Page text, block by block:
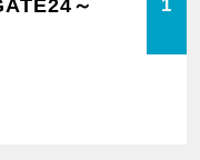
～ 1